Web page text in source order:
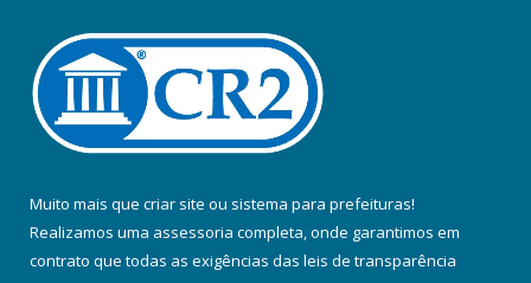
Muito mais que criar site ou sistema para prefeituras!
Realizamos uma assessoria completa, onde garantimos em
contrato que todas as exigências das leis de transparência